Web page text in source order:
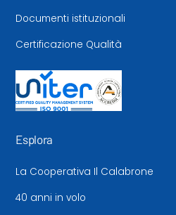
Documenti istituzionali
Certificazione Qualità
Esplora
La Cooperativa Il Calabrone
40 anni in volo